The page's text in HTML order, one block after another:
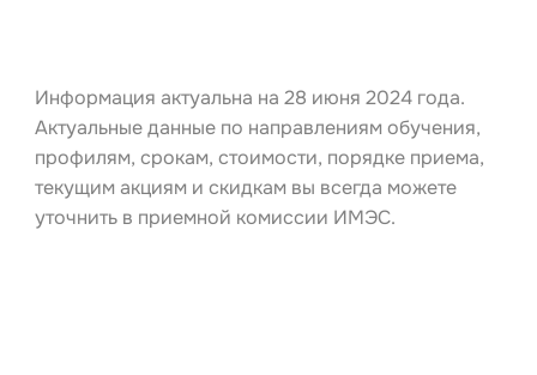
Информация актуальна на 28 июня 2024 года.
Актуальные данные по направлениям обучения,
профилям, срокам, стоимости, порядке приема,
текущим акциям и скидкам вы всегда можете
уточнить в приемной комиссии ИМЭС.